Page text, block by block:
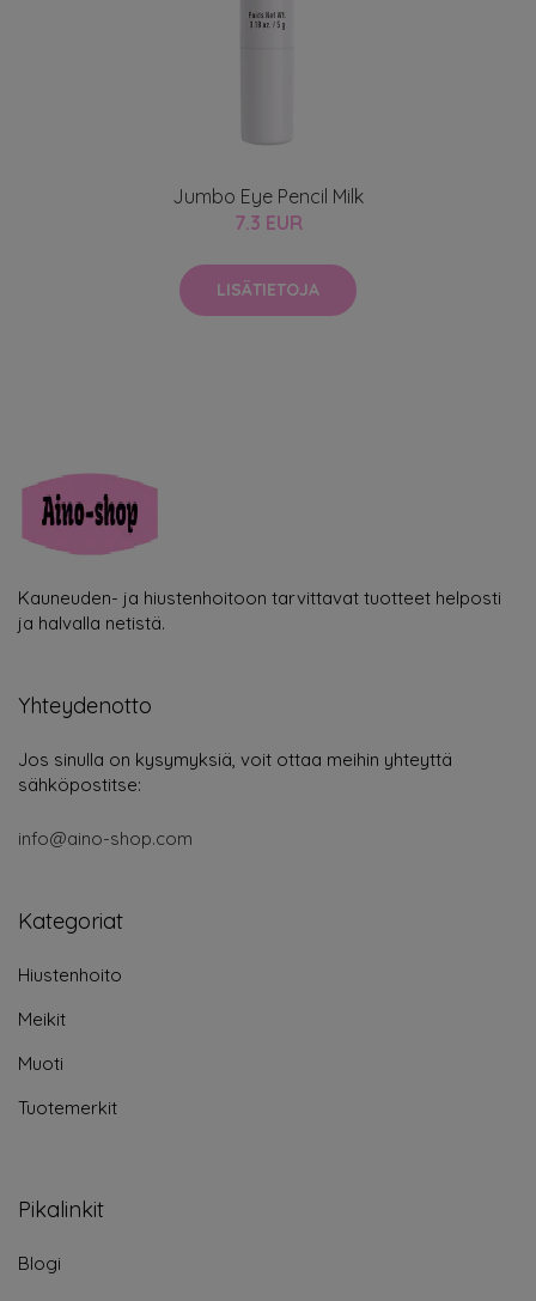
Jumbo Eye Pencil Milk
7.3 EUR
LISÄTIETOJA
Kauneuden- ja hiustenhoitoon tarvittavat tuotteet helposti
ja halvalla netistä.
Yhteydenotto
Jos sinulla on kysymyksiä, voit ottaa meihin yhteyttä
sähköpostitse:
info@aino-shop.com
Kategoriat
Hiustenhoito
Meikit
Muoti
Tuotemerkit
Pikalinkit
Blogi